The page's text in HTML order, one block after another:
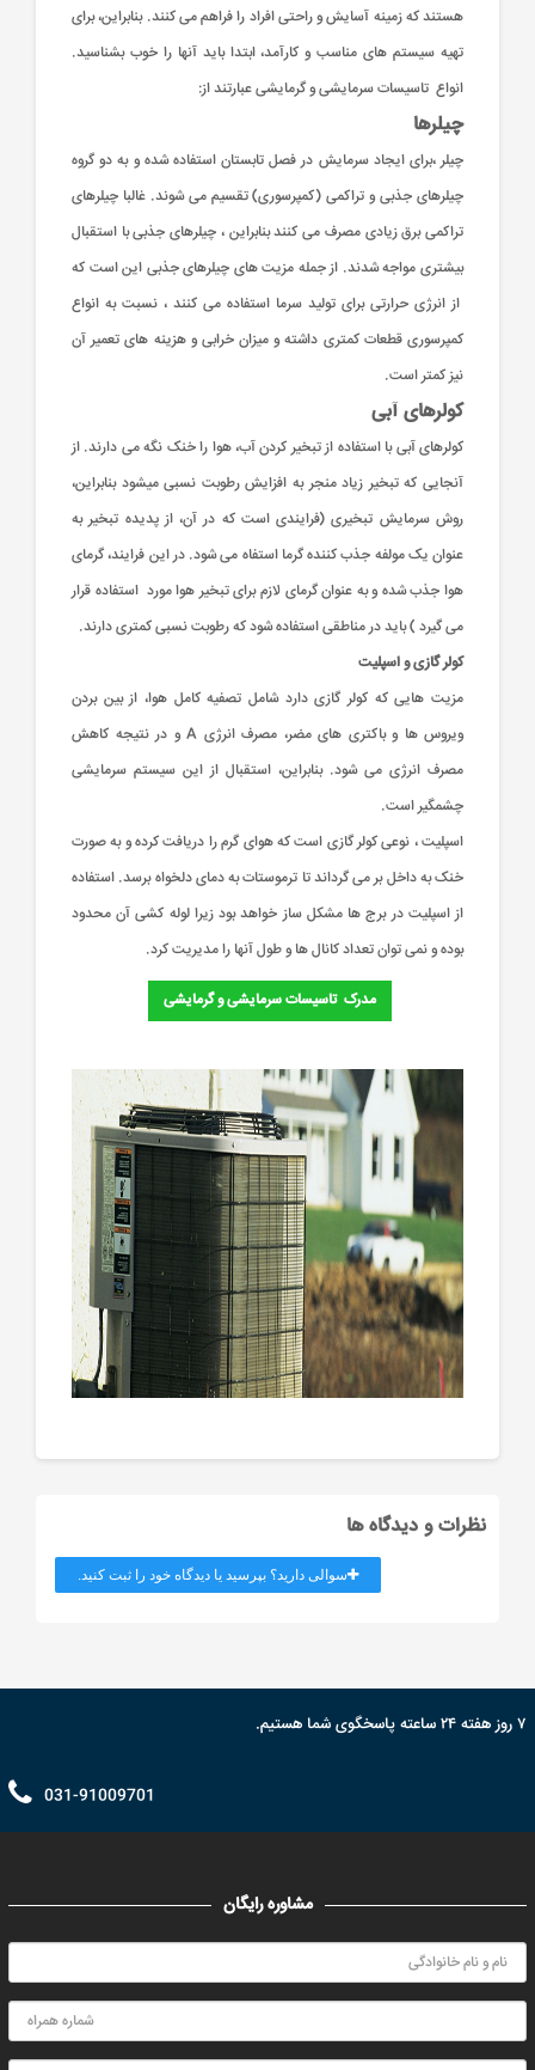
هستند که زمینه آسایش و راحتی افراد را فراهم می کنند. بنابراین، برای
تهیه سیستم های مناسب و کارآمد، ابتدا باید آنها را خوب بشناسید.
انواع تاسیسات سرمایشی و گرمایشی عبارتند از:
چیلرها
چیلر ،برای ایجاد سرمایش در فصل تابستان استفاده شده و به دو گروه
چیلرهای جذبی و تراکمی (کمپرسوری) تقسیم می شوند. غالبا چیلرهای
تراکمی برق زیادی مصرف می کنند بنابراین ، چیلرهای جذبی با استقبال
بیشتری مواجه شدند. از جمله مزیت های چیلرهای جذبی این است که
از انرژی حرارتی برای تولید سرما استفاده می کنند ، نسبت به انواع
کمپرسوری قطعات کمتری داشته و میزان خرابی و هزینه های تعمیر آن
نیز کمتر است.
کولرهای آبی
کولرهای آبی با استفاده از تبخیر کردن آب، هوا را خنک نگه می دارند. از
آنجایی که تبخیر زیاد منجر به افزایش رطوبت نسبی میشود بنابراین،
روش سرمایش تبخیری (فرایندی است که در آن، از پدیده تبخیر به
عنوان یک مولفه جذب کننده گرما استفاه می شود. در این فرایند، گرمای
هوا جذب شده و به عنوان گرمای لازم برای تبخیر هوا مورد استفاده قرار
می گیرد ) باید در مناطقی استفاده شود که رطوبت نسبی کمتری دارند.
کولر گازی و اسپلیت
مزیت هایی که کولر گازی دارد شامل تصفیه کامل هوا، از بین بردن
ویروس ها و باکتری های مضر، مصرف انرژی A و در نتیجه کاهش
مصرف انرژی می شود. بنابراین، استقبال از این سیستم سرمایشی
چشمگیر است.
اسپلیت ، نوعی کولر گازی است که هوای گرم را دریافت کرده و به صورت
خنک به داخل بر می گرداند تا ترموستات به دمای دلخواه برسد. استفاده
از اسپلیت در برج ها مشکل ساز خواهد بود زیرا لوله کشی آن محدود
بوده و نمی توان تعداد کانال ها و طول آنها را مدیریت کرد.
مدرک تاسیسات سرمایشی و گرمایشی
نظرات و دیدگاه ها
سوالی دارید؟ بپرسید یا دیدگاه خود را ثبت کنید.
۷ روز هفته ۲۴ ساعته پاسخگوی شما هستیم.
031-91009701
مشاوره رایگان